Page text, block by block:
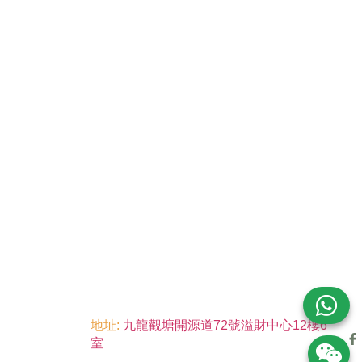
地址: 九龍觀塘開源道72號溢財中心12樓6
室